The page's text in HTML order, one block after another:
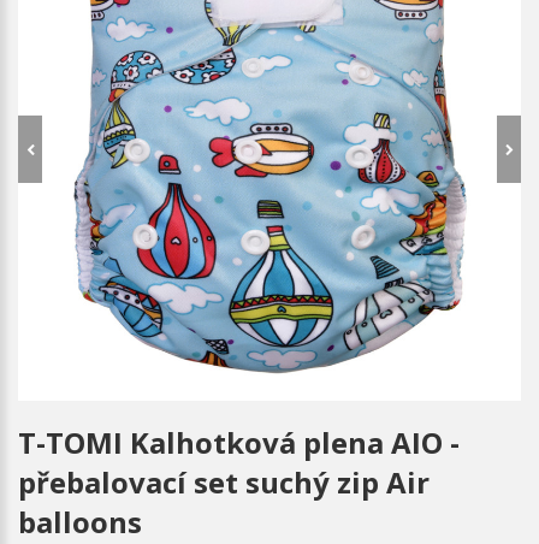
T-TOMI Kalhotková plena AIO -
přebalovací set suchý zip Air
balloons